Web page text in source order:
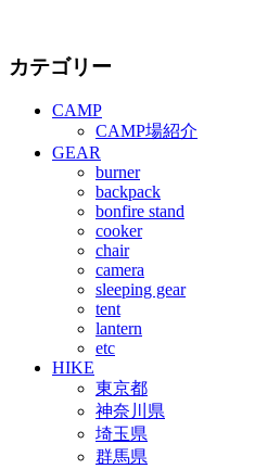
カテゴリー
CAMP
CAMP場紹介
GEAR
burner
backpack
bonfire stand
cooker
chair
camera
sleeping gear
tent
lantern
etc
HIKE
東京都
神奈川県
埼玉県
群馬県